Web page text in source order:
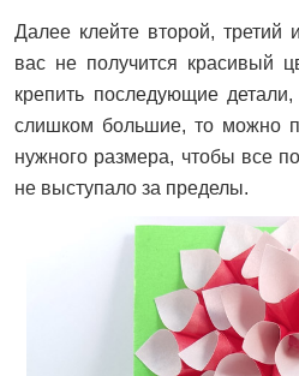
Далее клейте второй, третий
вас не получится красивый
крепить последующие
слишком большие, то можно
нужного размера, чтобы все
не выступало за пределы.